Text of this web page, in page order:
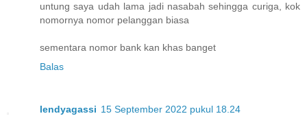
untung saya udah lama jadi nasabah sehingga curiga, kok
nomornya nomor pelanggan biasa
sementara nomor bank kan khas banget
Balas
lendyagassi 15 September 2022 pukul 18.24